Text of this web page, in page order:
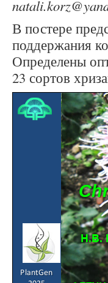
В постере
поддержания
Определены
23 сортов